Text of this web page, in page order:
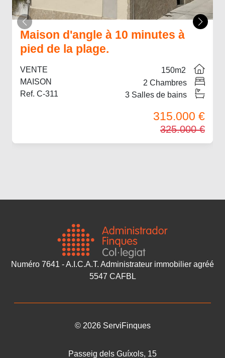
Maison d'angle à 10 minutes à
pied de la plage.
VENTE
MAISON
Ref. C-311
150m2
2 Chambres
3 Salles de bains
315.000 €
325.000 €
Numéro 7641 - A.I.C.A.T. Administrateur immobilier agréé
5547 CAFBL
© 2026 ServiFinques
Passeig dels Guíxols, 15